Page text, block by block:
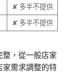
✘ 多半不提供
✘ 多半不提供
，從一般店家
家需求調整的特